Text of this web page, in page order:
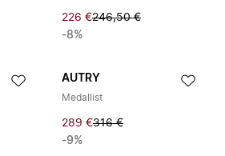
226 €246,50 €
-8%
AUTRY
Medallist
289 €316 €
-9%